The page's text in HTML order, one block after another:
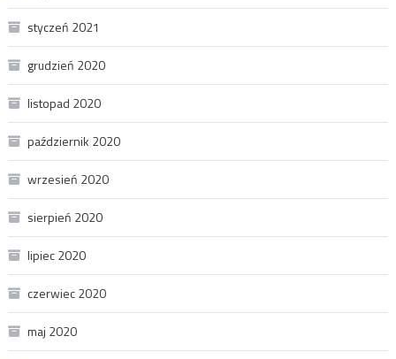
styczeń 2021
grudzień 2020
listopad 2020
październik 2020
wrzesień 2020
sierpień 2020
lipiec 2020
czerwiec 2020
maj 2020